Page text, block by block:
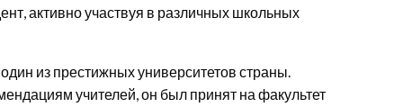
активно участвуя в различных школьных
из престижных университетов страны.
учителей, он был принят на факультет